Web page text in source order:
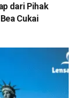
dari Pihak
Cukai